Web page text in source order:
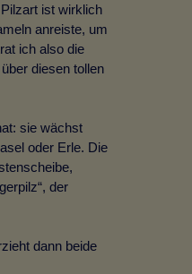
ist wirklich
anreiste, um
ich also die
diesen tollen
sie wächst
oder Erle. Die
der
dann beide